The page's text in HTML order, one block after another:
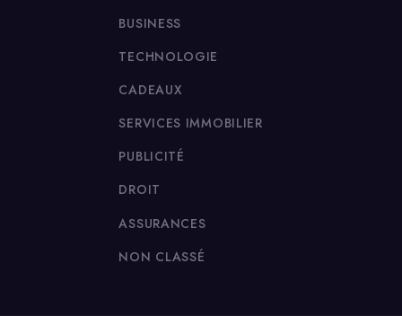
BUSINESS
TECHNOLOGIE
CADEAUX
SERVICES IMMOBILIER
PUBLICITÉ
DROIT
ASSURANCES
NON CLASSÉ